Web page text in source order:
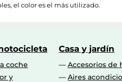
el color es el más utilizado.
coche
y
Casa y jardín
Accesorios de
Aires